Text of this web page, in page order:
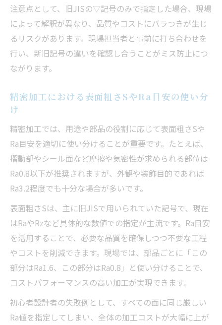
注意点として、旧JISの▽記号のみで指定した場合、現場
によって解釈が異なり、品質やコストにバラつきが生じ
るリスクがあります。現場担当者と事前に打ち合わせを
行い、新旧記号の違いを確認し合うことがミス防止につ
ながります。
精密加工における表面粗さSやRa目安の使い分
け
精密加工では、用途や部品の役割に応じて表面粗さSや
Ra目安を適切に使い分けることが重要です。たとえば、
摺動部やシール面など摩擦や気密性が求められる部位は
Ra0.8以下が推奨されますが、外観や装飾目的であれば
Ra3.2程度でも十分な場合が多いです。
表面粗さSは、主に旧JISで用いられていた記号で、現在
はRaやRzなど具体的な数値での指定が主流です。Ra目安
を活用することで、必要な品質を確保しつつ不要な工程
やコストを削減できます。現場では、部品ごとに「この
部分はRa1.6、この部分はRa0.8」と使い分けることで、
コストパフォーマンスの高い加工が実現できます。
初心者設計者の失敗例として、すべての面に同じ厳しい
Ra値を指定してしまい、全体の加工コストが大幅に上が